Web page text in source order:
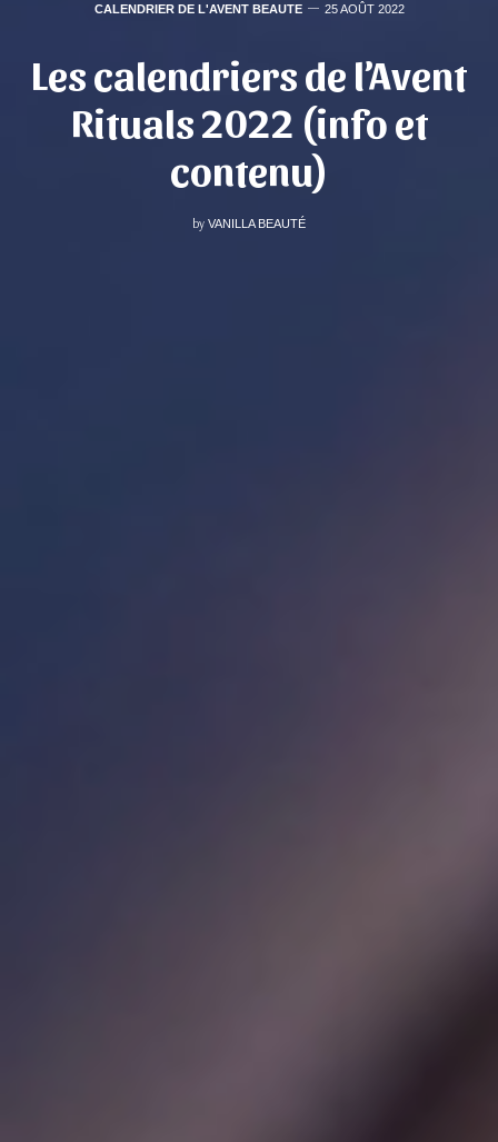
CALENDRIER DE L'AVENT BEAUTE 25 AOÛT 2022
Les calendriers de l’Avent
Rituals 2022 (info et
contenu)
by VANILLA BEAUTÉ